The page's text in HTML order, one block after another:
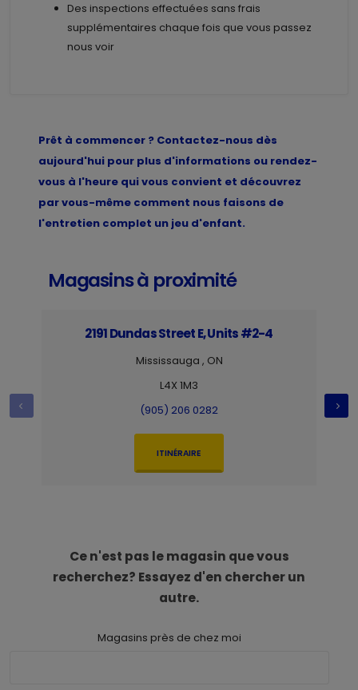
Des inspections effectuées sans frais
supplémentaires chaque fois que vous passez
nous voir
Prêt à commencer ? Contactez-nous dès
aujourd'hui pour plus d'informations ou rendez-
vous à l'heure qui vous convient et découvrez
par vous-même comment nous faisons de
l'entretien complet un jeu d'enfant.
Magasins à proximité
2191 Dundas Street E, Units #2-4
Mississauga , ON
L4X 1M3
(905) 206 0282
ITINÉRAIRE
Ce n'est pas le magasin que vous
recherchez? Essayez d'en chercher un
autre.
Magasins près de chez moi